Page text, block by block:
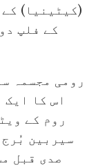
(کیٹینیا)
رومی مجسمہ
اس کا
روم کے
سیربین
صدی قبل